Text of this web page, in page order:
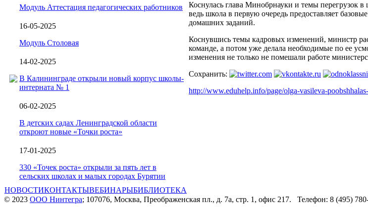
Модуль Аттестация педагогических работников
16-05-2025
Модуль Столовая
14-02-2025
В Калининграде открыли новый корпус школы-
интерната № 1
06-02-2025
В детских садах Ленинградской области
откроют новые «Точки роста»
17-01-2025
330 «Точек роста» открыли за пять лет в
сельских школах и малых городах Бурятии
Коснулась глава Минобрнауки и темы перегрузок
ведь школа в первую очередь предоставляет
домашних заданий.
Коснувшись темы кадровых изменений, министр
команде, а потом уже делала необходимые по ее
изменения не только не помешали работе
Сохранить:
http://www.eduhelp.info/page/olga-vasileva-
НОВОСТИКОНТАКТЫВЕБИНАРЫБИБЛИОТЕКА
© 2023 ООО Нинтегра; 107076, Москва, Преображенская пл., д. 7а, стр. 1, офис 217. Телефон: 8 (495)